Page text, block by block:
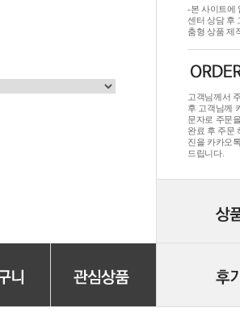
-본 사이트에
센터 상담 후
춤형 상품 제
고객님께서
후 고객님께
문자로 주문
완료 후 주문
진을 카카오
드립니다.